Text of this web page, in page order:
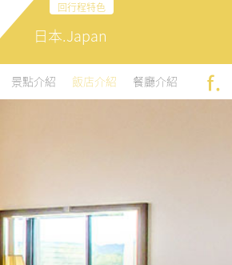
回行程特色
日本.Japan
景點介紹 飯店介紹 餐廳介紹